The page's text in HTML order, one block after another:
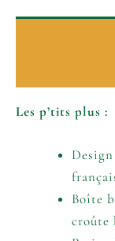
Les p’tits plus :
Boîte
croûte